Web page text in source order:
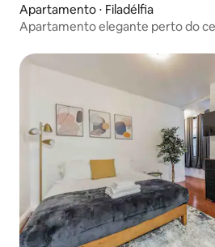
Apartamento ⋅ Filadélfia
Apartamento elegante perto do